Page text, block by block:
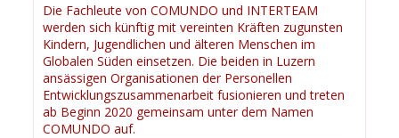
Die Fachleute von COMUNDO und INTERTEAM
werden sich künftig mit vereinten Kräften zugunsten
Kindern, Jugendlichen und älteren Menschen im
Globalen Süden einsetzen. Die beiden in Luzern
ansässigen Organisationen der Personellen
Entwicklungszusammenarbeit fusionieren und treten
ab Beginn 2020 gemeinsam unter dem Namen
COMUNDO auf.